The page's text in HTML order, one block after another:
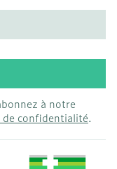
à notre
confidentialité.